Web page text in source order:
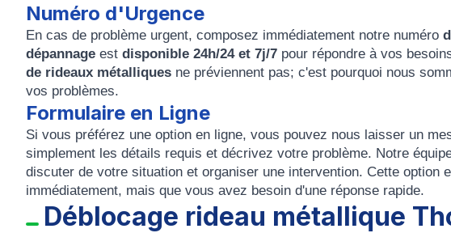
Numéro d'Urgence
En cas de problème urgent, composez immédiatement notre numéro
dépannage est disponible 24h/24 et 7j/7 pour répondre à vos
de rideaux métalliques ne préviennent pas; c'est pourquoi nous
vos problèmes.
Formulaire en Ligne
Si vous préférez une option en ligne, vous pouvez nous laisser un
simplement les détails requis et décrivez votre problème. Notre
discuter de votre situation et organiser une intervention. Cette option
immédiatement, mais que vous avez besoin d'une réponse rapide.
Déblocage rideau métallique